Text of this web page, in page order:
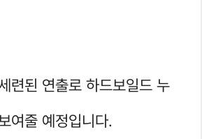
련된 연출로 하드보일드 누
여줄 예정입니다.